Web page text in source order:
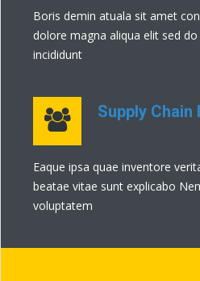
Boris demin atuala sit amet
dolore magna aliqua elit sed
incididunt
Supply Chain
Eaque ipsa quae inventore
beatae vitae sunt explicabo
voluptatem